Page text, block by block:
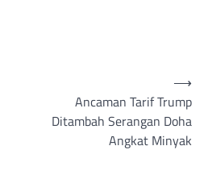
Ancaman Tarif Trump
Ditambah Serangan Doha
Angkat Minyak
⟶